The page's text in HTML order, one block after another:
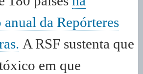
da Repórteres
A RSF sustenta que
em que